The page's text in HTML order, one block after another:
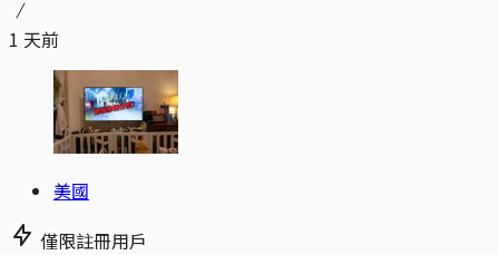
1 天前
美國
僅限註冊用戶